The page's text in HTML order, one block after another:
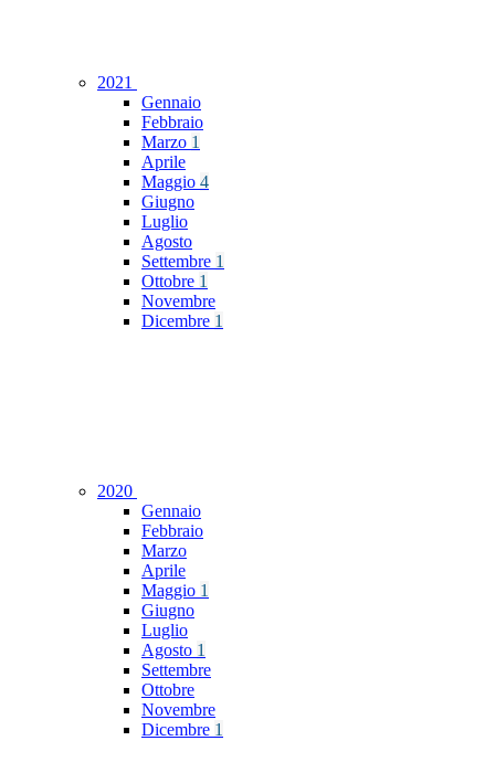
2021
Gennaio
Febbraio
Marzo 1
Aprile
Maggio 4
Giugno
Luglio
Agosto
Settembre 1
Ottobre 1
Novembre
Dicembre 1
2020
Gennaio
Febbraio
Marzo
Aprile
Maggio 1
Giugno
Luglio
Agosto 1
Settembre
Ottobre
Novembre
Dicembre 1